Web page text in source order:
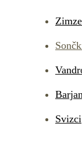
Svizci